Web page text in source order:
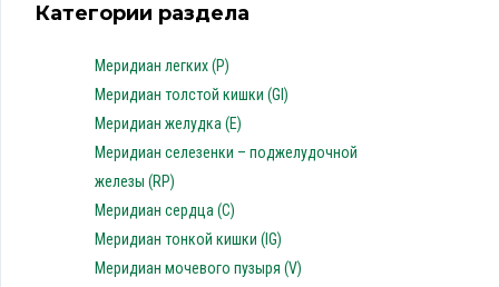
Категории раздела
Меридиан легких (P)
Меридиан толстой кишки (GI)
Меридиан желудка (E)
Меридиан селезенки – поджелудочной
железы (RP)
Меридиан сердца (C)
Меридиан тонкой кишки (IG)
Меридиан мочевого пузыря (V)